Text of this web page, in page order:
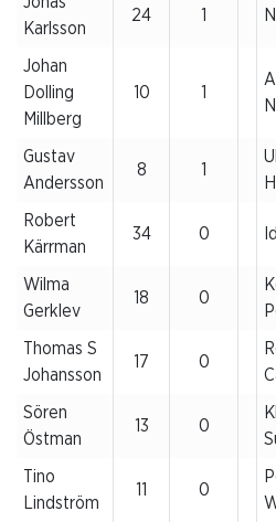
Karlsson
24 1
Johan
Dolling
Millberg
10 1
Gustav
Andersson
8 1
Robert
Kärrman
34 0
Wilma
Gerklev
18 0
Thomas S
Johansson
17 0
Sören
Östman
13 0
Tino
Lindström
11 0